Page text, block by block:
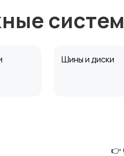
Шины и диски
👉